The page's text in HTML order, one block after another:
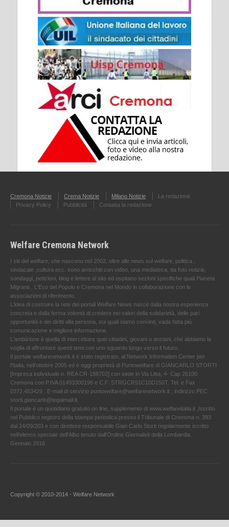
Cremona Notizie Crema Notizie Milano Notizie
La redazione
Privacy Policy
Pubblicità Contatta la redazione
Welfare Cremona Network
I siti del welfare, che nascono nel 2002, oltre alle news sul welfare, politica ,
sindacale ,cultura ecc. sono arricchiti con video, una mediateca, da foto notizie,
sondaggi, petizioni, blog e lettere al sito ed ospitano sezioni specifiche quali Pianeta
Migranti , L'Eco del Popolo e Cremona nel Mondo in collaborazione con le
associazioni di riferimento.
L'idea di costruire la rete dei portali Welfare News nasce dalla nostra esperienza
concreta e dalla ferma volontà di credere nei valori della solidarietà, delle pari
opportunità e dei diritti alla persona, sui quali siamo convinti, vada fatta più
comunicazione e migliore informazione.
L'ambizione è quella di intercettare quei cittadini, giovani o anziani, che abbiamo la
voglia di affrontare questi temi con uno sguardo lungo verso il futuro.
Il portale welfarenetwork.it è stato registrato, al Network Information Center per
l'Italia, nell’ottobre 2005 ed è oggi proprietà di Puntowelfare di GIANCARLO STORTI
[Impresa individuale n. REA CR-188702] con sede in Via Litta, 4- Cap 26100
Cremona con P.IVA 01493300196 e C.F. STRGCR51C10D150T. Tel. e Fax
0372.453429 . E-mail di servizio puntowelfare@welfarenetwork.it ; indirizzo PEC
storti.giancarlo@legalmail.it
Il portale è un quotidiano gratuito on line, supplemento di www.welfareitalia.it ,Iscritto
nel Pubblico registro della stampa periodica presso il Tribunale di Cremona n. 393
dal 24/09/203 e con direttore responsabile Gian Carlo Storti regolarmente iscritto
nell’elenco speciale dell’Albo tenuto dall’Ordine Giornalisti della Lombardia.
Gennaio 2016
Copyright © 2010-2014 - Welfare Network